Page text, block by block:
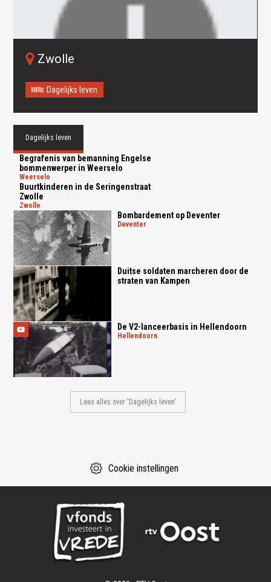
Oops! Something went
wrong.
This page didn't load Google Maps correctly. See the
Zwolle
Dagelijks leven
Dagelijks leven
Begrafenis van bemanning Engelse
bommenwerper in Weerselo
weerselo
Buurtkinderen in de Seringenstraat
Zwolle
zwolle
Bombardement op Deventer
deventer
Duitse soldaten marcheren door de
straten van Kampen
De V2-lanceerbasis in Hellendoorn
hellendoorn
Lees alles over 'Dagelijks leven'
Cookie instellingen